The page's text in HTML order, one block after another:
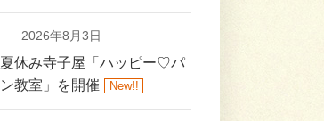
2026年8月3日
夏休み寺子屋「ハッピー♡パ
ン教室」を開催
New!!